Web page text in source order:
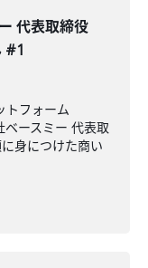
代表取締役
#1
トフォーム
ベースミー 代表取
身につけた商い